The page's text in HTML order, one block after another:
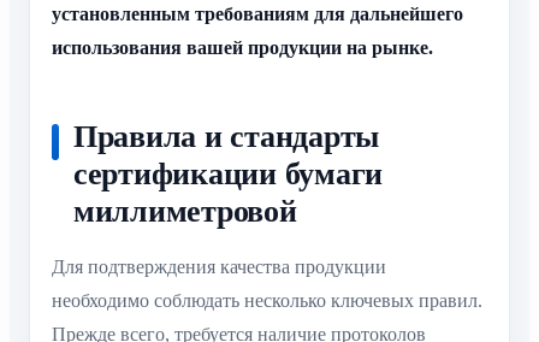
установленным требованиям для дальнейшего
использования вашей продукции на рынке.
Правила и стандарты
сертификации бумаги
миллиметровой
Для подтверждения качества продукции
необходимо соблюдать несколько ключевых правил.
Прежде всего, требуется наличие протоколов